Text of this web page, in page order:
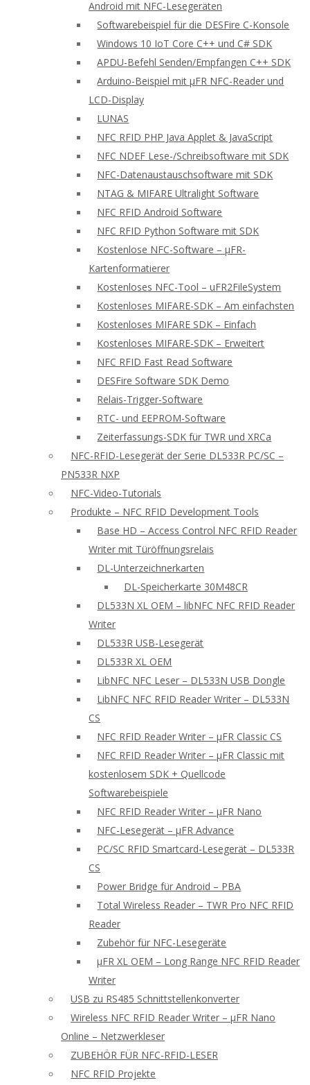
Android mit NFC-Lesegeräten
Softwarebeispiel für die DESFire C-Konsole
Windows 10 IoT Core C++ und C# SDK
APDU-Befehl Senden/Empfangen C++ SDK
Arduino-Beispiel mit μFR NFC-Reader und
LCD-Display
LUNAS
NFC RFID PHP Java Applet & JavaScript
NFC NDEF Lese-/Schreibsoftware mit SDK
NFC-Datenaustauschsoftware mit SDK
NTAG & MIFARE Ultralight Software
NFC RFID Android Software
NFC RFID Python Software mit SDK
Kostenlose NFC-Software – μFR-
Kartenformatierer
Kostenloses NFC-Tool – uFR2FileSystem
Kostenloses MIFARE-SDK – Am einfachsten
Kostenloses MIFARE SDK – Einfach
Kostenloses MIFARE-SDK – Erweitert
NFC RFID Fast Read Software
DESFire Software SDK Demo
Relais-Trigger-Software
RTC- und EEPROM-Software
Zeiterfassungs-SDK für TWR und XRCa
NFC-RFID-Lesegerät der Serie DL533R PC/SC –
PN533R NXP
NFC-Video-Tutorials
Produkte – NFC RFID Development Tools
Base HD – Access Control NFC RFID Reader
Writer mit Türöffnungsrelais
DL-Unterzeichnerkarten
DL-Speicherkarte 30M48CR
DL533N XL OEM – libNFC NFC RFID Reader
Writer
DL533R USB-Lesegerät
DL533R XL OEM
LibNFC NFC Leser – DL533N USB Dongle
LibNFC NFC RFID Reader Writer – DL533N
CS
NFC RFID Reader Writer – μFR Classic CS
NFC RFID Reader Writer – μFR Classic mit
kostenlosem SDK + Quellcode
Softwarebeispiele
NFC RFID Reader Writer – μFR Nano
NFC-Lesegerät – μFR Advance
PC/SC RFID Smartcard-Lesegerät – DL533R
CS
Power Bridge für Android – PBA
Total Wireless Reader – TWR Pro NFC RFID
Reader
Zubehör für NFC-Lesegeräte
μFR XL OEM – Long Range NFC RFID Reader
Writer
USB zu RS485 Schnittstellenkonverter
Wireless NFC RFID Reader Writer – μFR Nano
Online – Netzwerkleser
ZUBEHÖR FÜR NFC-RFID-LESER
NFC RFID Projekte